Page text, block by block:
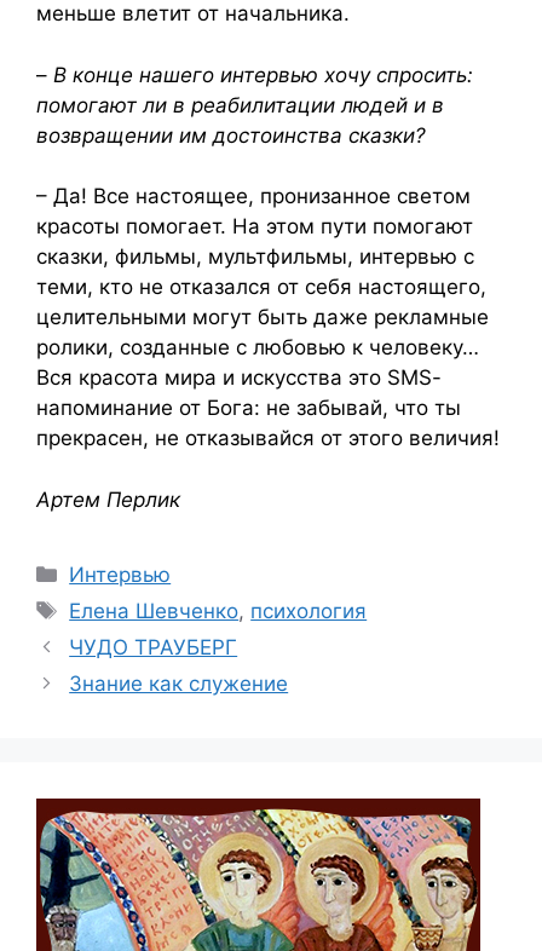
меньше влетит от начальника.
– В конце нашего интервью хочу спросить:
помогают ли в реабилитации людей и в
возвращении им достоинства сказки?
– Да! Все настоящее, пронизанное светом
красоты помогает. На этом пути помогают
сказки, фильмы, мультфильмы, интервью с
теми, кто не отказался от себя настоящего,
целительными могут быть даже рекламные
ролики, созданные с любовью к человеку…
Вся красота мира и искусства это SMS-
напоминание от Бога: не забывай, что ты
прекрасен, не отказывайся от этого величия!
Артем Перлик
Рубрики
Интервью
Метки
Елена Шевченко, психология
ЧУДО ТРАУБЕРГ
Знание как служение